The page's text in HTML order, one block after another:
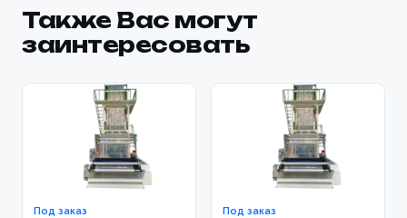
Также Вас могут
заинтересовать
Под заказ Под заказ